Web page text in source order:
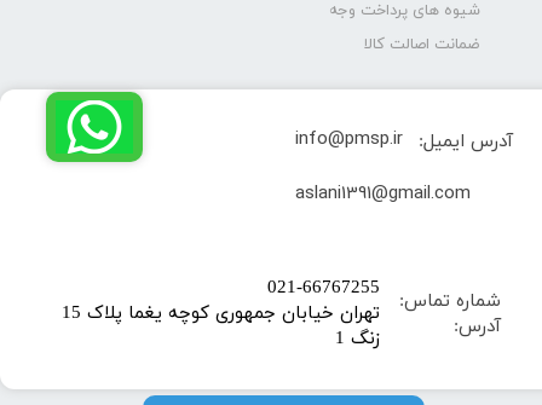
شیوه های پرداخت وجه
ضمانت اصالت کالا
شماره تماس:
آدرس:
​021-66767255
تهران خیابان جمهوری کوچه یغما پلاک 15
زنگ 1
آدرس ایمیل:
info@pmsp.ir
​aslani1391@gmail.com